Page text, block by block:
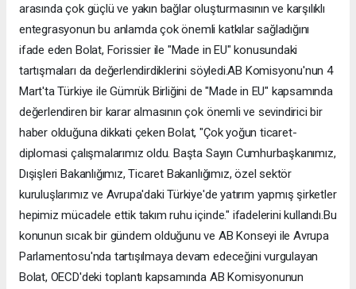
arasında çok güçlü ve yakın bağlar oluşturmasının ve karşılıklı
entegrasyonun bu anlamda çok önemli katkılar sağladığını
ifade eden Bolat, Forissier ile "Made in EU" konusundaki
tartışmaları da değerlendirdiklerini söyledi.AB Komisyonu'nun 4
Mart'ta Türkiye ile Gümrük Birliğini de "Made in EU" kapsamında
değerlendiren bir karar almasının çok önemli ve sevindirici bir
haber olduğuna dikkati çeken Bolat, "Çok yoğun ticaret-
diplomasi çalışmalarımız oldu. Başta Sayın Cumhurbaşkanımız,
Dışişleri Bakanlığımız, Ticaret Bakanlığımız, özel sektör
kuruluşlarımız ve Avrupa'daki Türkiye'de yatırım yapmış şirketler
hepimiz mücadele ettik takım ruhu içinde." ifadelerini kullandı.Bu
konunun sıcak bir gündem olduğunu ve AB Konseyi ile Avrupa
Parlamentosu'nda tartışılmaya devam edeceğini vurgulayan
Bolat, OECD'deki toplantı kapsamında AB Komisyonunun